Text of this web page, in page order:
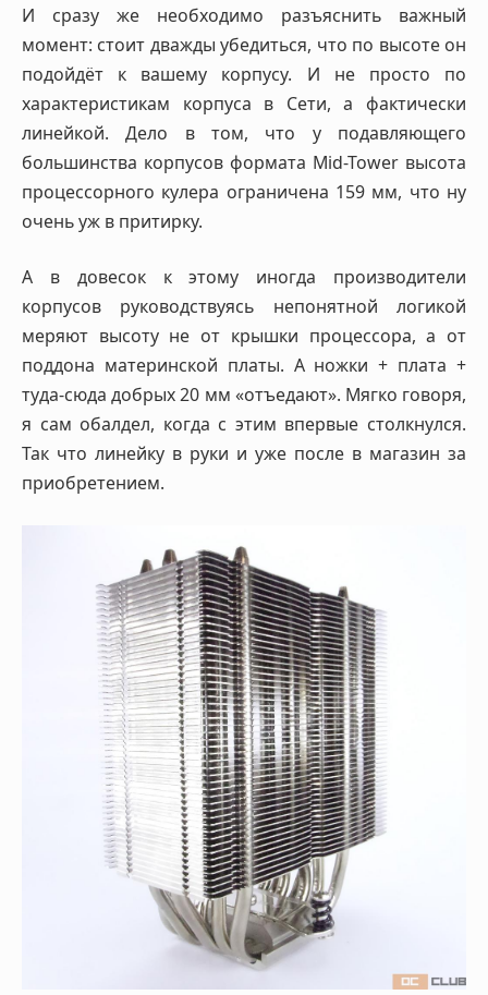
И сразу же необходимо разъяснить важный
момент: стоит дважды убедиться, что по высоте он
подойдёт к вашему корпусу. И не просто по
характеристикам корпуса в Сети, а фактически
линейкой. Дело в том, что у подавляющего
большинства корпусов формата Mid-Tower высота
процессорного кулера ограничена 159 мм, что ну
очень уж в притирку.
А в довесок к этому иногда производители
корпусов руководствуясь непонятной логикой
меряют высоту не от крышки процессора, а от
поддона материнской платы. А ножки + плата +
туда-сюда добрых 20 мм «отъедают». Мягко говоря,
я сам обалдел, когда с этим впервые столкнулся.
Так что линейку в руки и уже после в магазин за
приобретением.